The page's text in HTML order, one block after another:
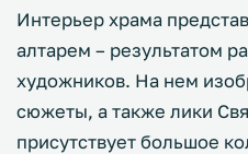
Интерьер храма
алтарем – результатом
художников. На нем
сюжеты, а также лики
присутствует большое